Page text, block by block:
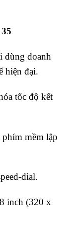
doanh
hiện đại.
tốc độ kết
mềm lập
dial.
inch (320 x